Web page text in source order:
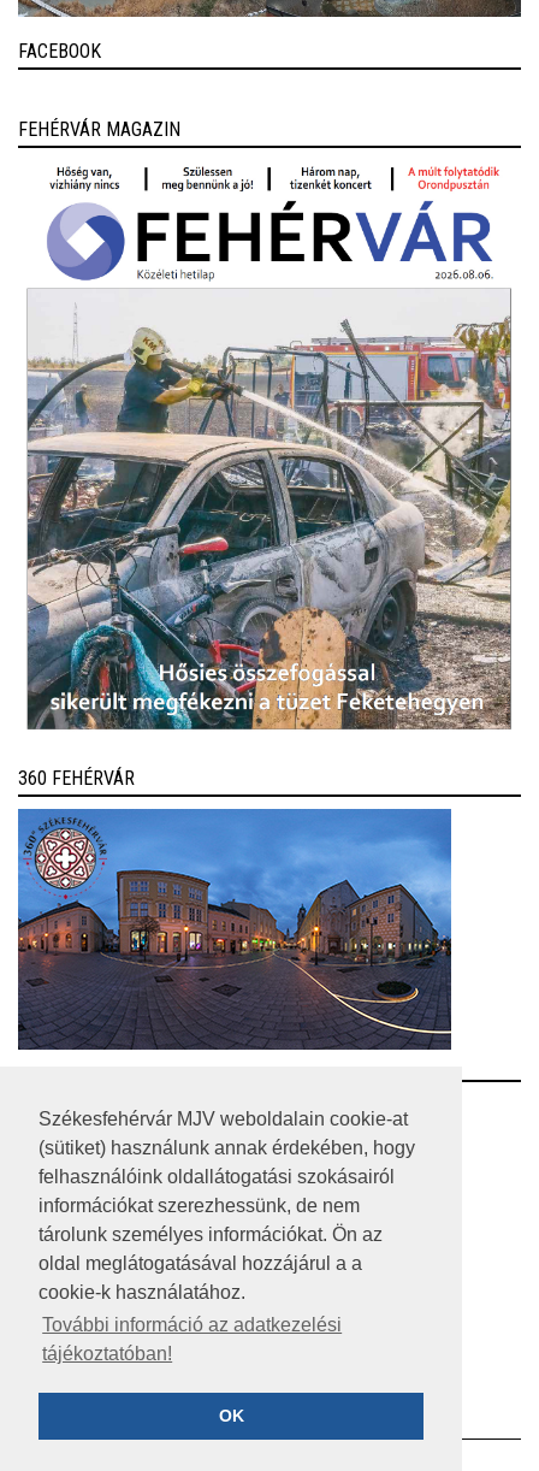
Székesfehérvár MJV weboldalain cookie-at
(sütiket) használunk annak érdekében, hogy
felhasználóink oldallátogatási szokásairól
információkat szerezhessünk, de nem
tárolunk személyes információkat. Ön az
oldal meglátogatásával hozzájárul a a
cookie-k használatához.
További információ az adatkezelési
tájékoztatóban!
OK
FACEBOOK
FEHÉRVÁR MAGAZIN
360 FEHÉRVÁR
RSS
A HONLAP 2017.03.31-I ÁLLAPOTA
JOGI NYILATKOZAT
IMPRESSZUM
KÖZÉRDEKŰ ADATOK